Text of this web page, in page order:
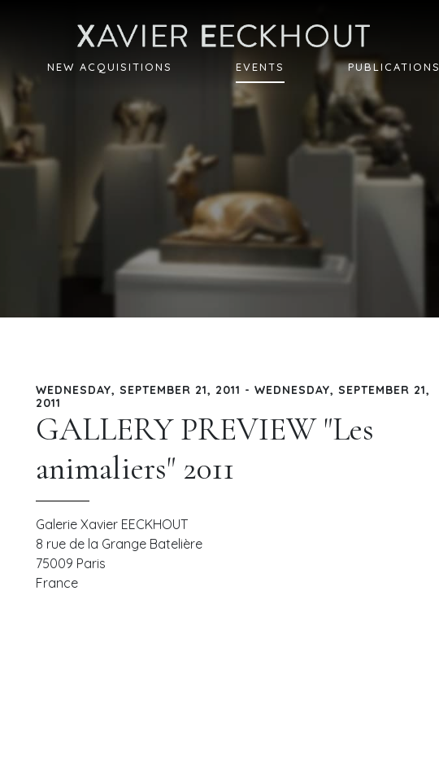
NEW ACQUISITIONS EVENTS PUBLICATIONS
WEDNESDAY, SEPTEMBER 21, 2011 - WEDNESDAY, SEPTEMBER 21,
2011
GALLERY PREVIEW "Les
animaliers" 2011
Galerie Xavier EECKHOUT
8 rue de la Grange Batelière
75009 Paris
France